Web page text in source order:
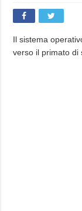
Il sistema
verso il primato di